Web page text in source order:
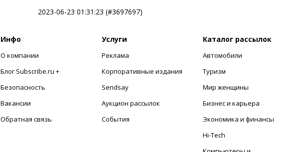
2023-06-23 01:31:23 (#3697697)
Инфо
О компании
Блог Subscribe.ru +
Безопасность
Вакансии
Обратная связь
Услуги
Реклама
Корпоративные издания
Sendsay
Аукцион рассылок
События
Каталог рассылок
Автомобили
Туризм
Мир женщины
Бизнес и карьера
Экономика и финансы
Hi-Tech